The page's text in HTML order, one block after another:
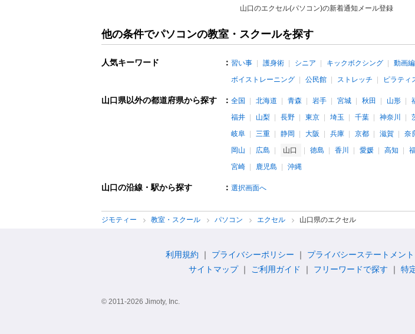
山口のエクセル(パソコン)の新着通知メール登録
他の条件でパソコンの教室・スクールを探す
人気キーワード ： 習い事 護身術 シニア キックボクシング 動画
ボイストレーニング
公民館 ストレッチ ピラティ
山口県以外の都道府県から探す ： 全国 北海道 青森 岩手 宮城 秋田 山形
福井
山梨 長野 東京 埼玉 千葉 神奈川
岐阜
三重 静岡 大阪 兵庫 京都 滋賀 奈
岡山
広島 山口 徳島 香川 愛媛 高知
宮崎
鹿児島 沖縄
山口の沿線・駅から探す ： 選択画面へ
ジモティー 教室・スクール パソコン エクセル 山口県のエクセル
利用規約 プライバシーポリシー プライバシーステートメント
サイトマップ
ご利用ガイド フリーワードで探す 特
© 2011-2026 Jimoty, Inc.